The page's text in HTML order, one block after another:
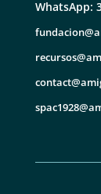
WhatsApp: